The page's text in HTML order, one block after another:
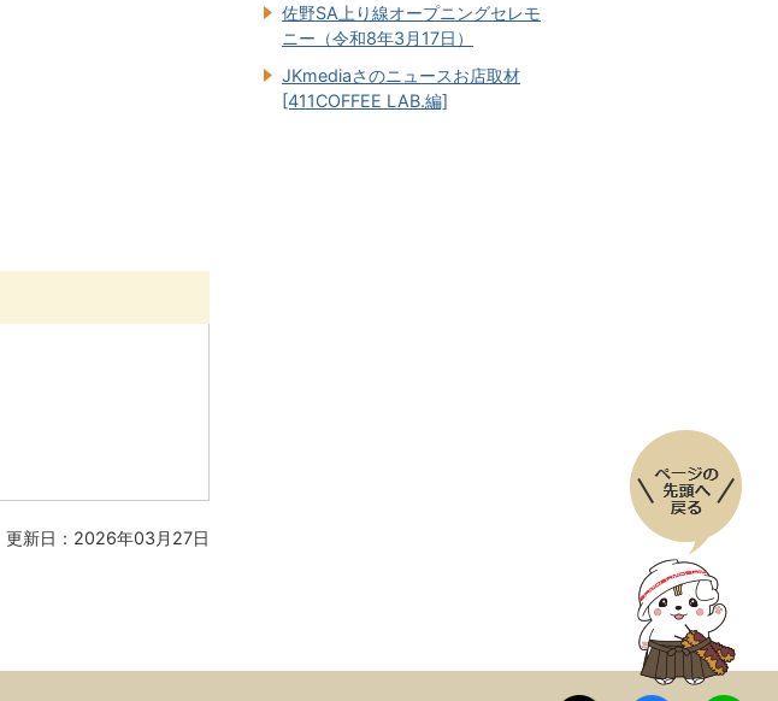
更新日：2026年03月27日
佐野SA上り線オープニングセレモ
ニー（令和8年3月17日）
JKmediaさのニュースお店取材
[411COFFEE LAB.編]